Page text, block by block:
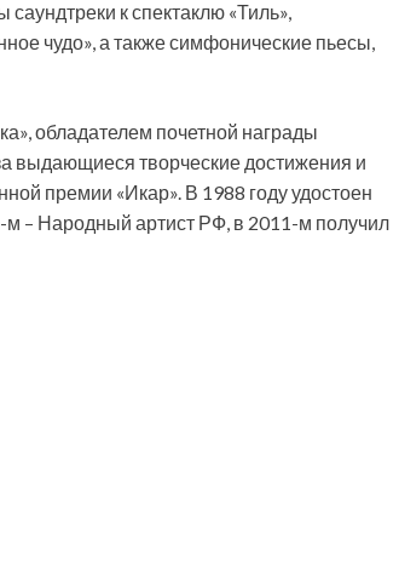
к спектаклю «Тиль»,
чудо», а также симфонические пьесы,
обладателем почетной награды
выдающиеся творческие достижения и
премии «Икар». В 1988 году удостоен
– Народный артист РФ, в 2011-м получил